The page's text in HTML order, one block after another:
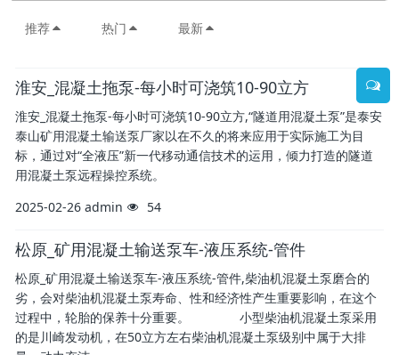
推荐 热门 最新
淮安_混凝土拖泵-每小时可浇筑10-90立方
淮安_混凝土拖泵-每小时可浇筑10-90立方,“隧道用混凝土泵”是泰安
泰山矿用混凝土输送泵厂家以在不久的将来应用于实际施工为目
标，通过对“全液压”新一代移动通信技术的运用，倾力打造的隧道
用混凝土泵远程操控系统。
2025-02-26 admin 54
松原_矿用混凝土输送泵车-液压系统-管件
松原_矿用混凝土输送泵车-液压系统-管件,柴油机混凝土泵磨合的
劣，会对柴油机混凝土泵寿命、性和经济性产生重要影响，在这个
过程中，轮胎的保养十分重要。 小型柴油机混凝土泵采用
的是川崎发动机，在50立方左右柴油机混凝土泵级别中属于大排